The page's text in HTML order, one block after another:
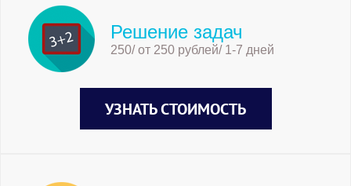
Решение задач
250/ от 250 рублей/ 1-7 дней
УЗНАТЬ СТОИМОСТЬ